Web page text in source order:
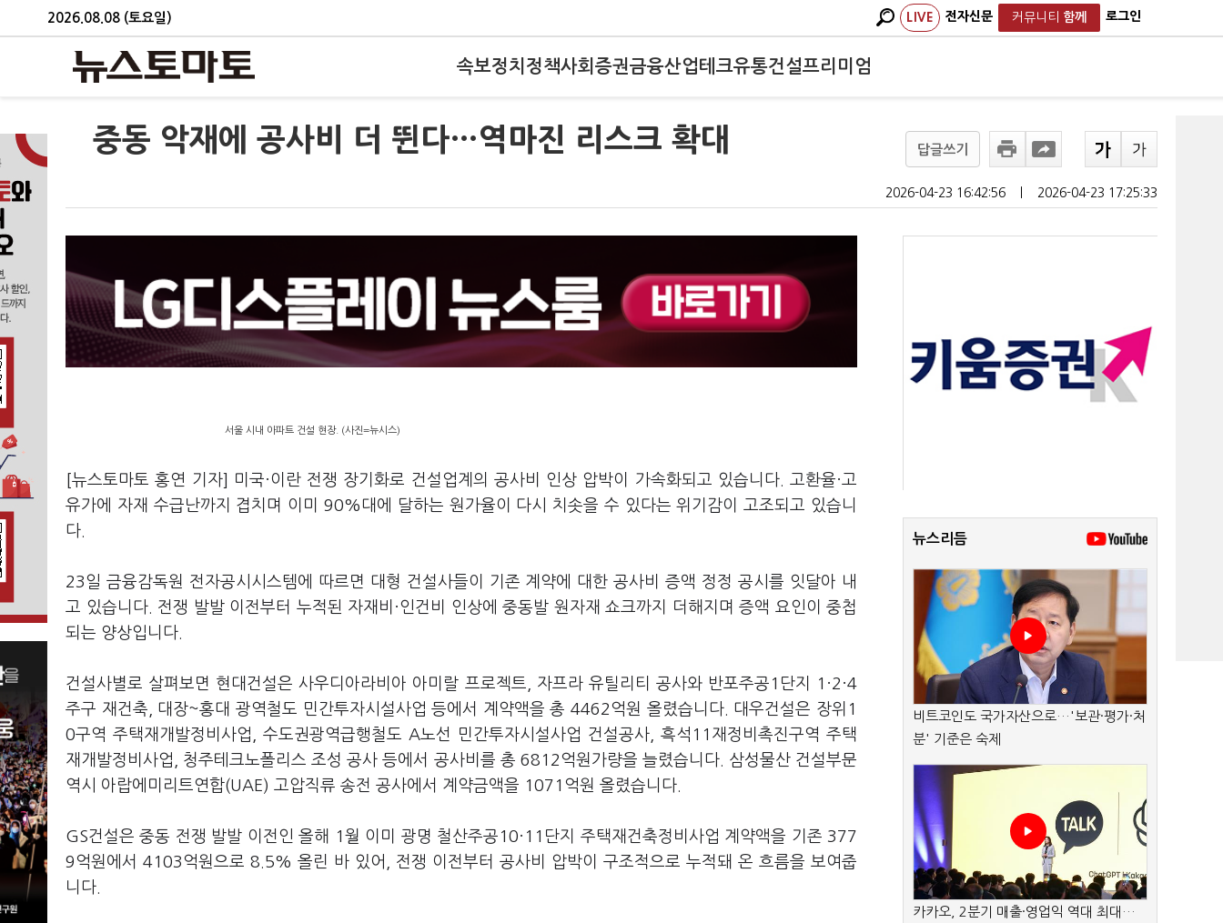
2026.08.08 (토요일) LIVE 전자신문 커뮤니티 함께 로그인
속보정치 정책사회 증권금융산업테크유통건설프리미엄
중동 악재에 공사비 더 뛴다…역마진 리스크 확대 답글쓰기
2026-04-23 16:42:56 2026-04-23 17:25:33
서울 시내 아파트 건설 현장. (사진=뉴시스)
[뉴스토마토 홍연 기자] 미국·이란 전쟁 장기화로 건설업계의 공사비 인상 압박이 가속화되고 있습니다. 고환율·고
유가에 자재 수급난까지 겹치며 이미 90%대에 달하는 원가율이 다시 치솟을 수 있다는 위기감이 고조되고 있습니
다.
23일 금융감독원 전자공시시스템에 따르면 대형 건설사들이 기존 계약에 대한 공사비 증액 정정 공시를 잇달아 내
고 있습니다. 전쟁 발발 이전부터 누적된 자재비·인건비 인상에 중동발 원자재 쇼크까지 더해지며 증액 요인이 중첩
되는 양상입니다.
건설사별로 살펴보면 현대건설은 사우디아라비아 아미랄 프로젝트, 자프라 유틸리티 공사와 반포주공1단지 1·2·4
주구 재건축, 대장~홍대 광역철도 민간투자시설사업 등에서 계약액을 총 4462억원 올렸습니다. 대우건설은 장위1
0구역 주택재개발정비사업, 수도권광역급행철도 A노선 민간투자시설사업 건설공사, 흑석11재정비촉진구역 주택
재개발정비사업, 청주테크노폴리스 조성 공사 등에서 공사비를 총 6812억원가량을 늘렸습니다. 삼성물산 건설부문
역시 아랍에미리트연합(UAE) 고압직류 송전 공사에서 계약금액을 1071억원 올렸습니다.
GS건설은 중동 전쟁 발발 이전인 올해 1월 이미 광명 철산주공10·11단지 주택재건축정비사업 계약액을 기존 377
9억원에서 4103억원으로 8.5% 올린 바 있어, 전쟁 이전부터 공사비 압박이 구조적으로 누적돼 온 흐름을 보여줍
니다.
뉴스리듬
비트코인도 국가자산으로…'보관·평가·처
분' 기준은 숙제
카카오, 2분기 매출·영업익 역대 최대…